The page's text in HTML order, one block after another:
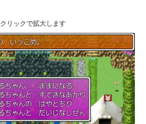
クリックで拡大します